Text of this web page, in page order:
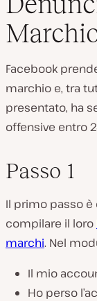
Facebook
marchio e, tra
presentato, ha
offensive entro
Passo 1
Il primo passo è
compilare il loro
marchi. Nel
Il mio
Ho perso